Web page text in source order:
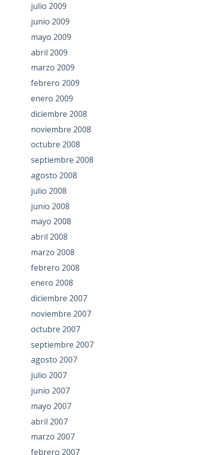
julio 2009
junio 2009
mayo 2009
abril 2009
marzo 2009
febrero 2009
enero 2009
diciembre 2008
noviembre 2008
octubre 2008
septiembre 2008
agosto 2008
julio 2008
junio 2008
mayo 2008
abril 2008
marzo 2008
febrero 2008
enero 2008
diciembre 2007
noviembre 2007
octubre 2007
septiembre 2007
agosto 2007
julio 2007
junio 2007
mayo 2007
abril 2007
marzo 2007
febrero 2007